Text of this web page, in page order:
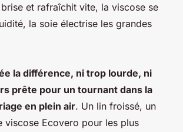
et rafraîchit vite, la viscose se
la soie électrise les grandes
la différence, ni trop lourde, ni
prête pour un tournant dans la
en plein air. Un lin froissé, un
viscose Ecovero pour les plus